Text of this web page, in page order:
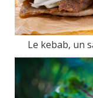
Le kebab, un